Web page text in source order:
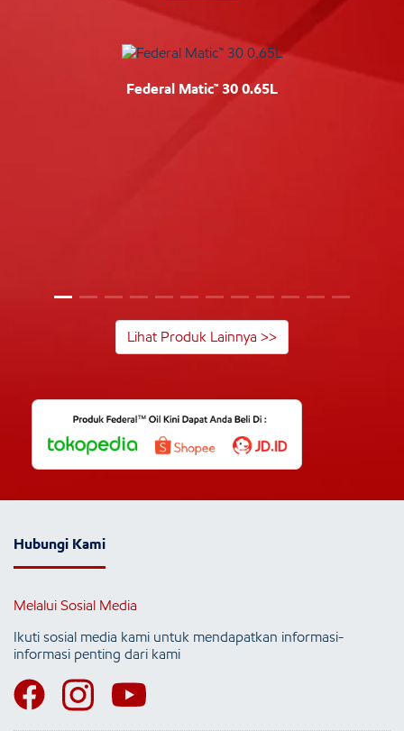
Federal Matic™ 30 0.65L
Lihat Produk Lainnya >>
Hubungi Kami
Melalui Sosial Media
Ikuti sosial media kami untuk mendapatkan informasi-
informasi penting dari kami